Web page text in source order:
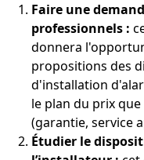
Faire une
professionnels :
donnera
propositions des
d'installation
le plan du prix
(garantie, service
Étudier le